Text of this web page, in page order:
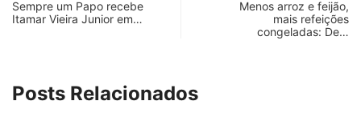
Sempre um Papo recebe
Itamar Vieira Junior em…
Menos arroz e feijão,
mais refeições
congeladas: De…
Posts Relacionados